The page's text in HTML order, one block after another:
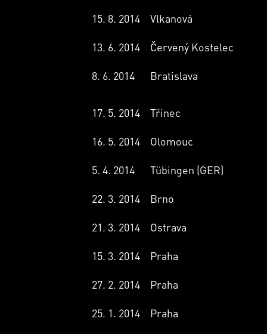
15. 8. 2014 Vlkanová
13. 6. 2014 Červený Kostelec
8. 6. 2014 Bratislava
17. 5. 2014 Třinec
16. 5. 2014 Olomouc
5. 4. 2014 Tübingen (GER)
22. 3. 2014 Brno
21. 3. 2014 Ostrava
15. 3. 2014 Praha
27. 2. 2014 Praha
25. 1. 2014 Praha